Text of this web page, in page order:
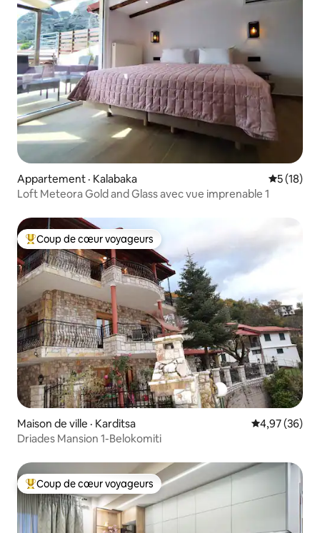
Appartement · Kalabaka Note
5 (18)
Loft Meteora Gold and Glass avec vue imprenable 1
Coup de cœur voyageurs parmi les plus aimés
Coup de cœur voyageurs
Maison de ville · Karditsa Note
4,97 (36)
Driades Mansion 1-Belokomiti
Coup de cœur voyageurs parmi les plus aimés
Coup de cœur voyageurs